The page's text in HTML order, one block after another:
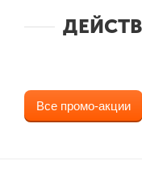
Все промо-акции